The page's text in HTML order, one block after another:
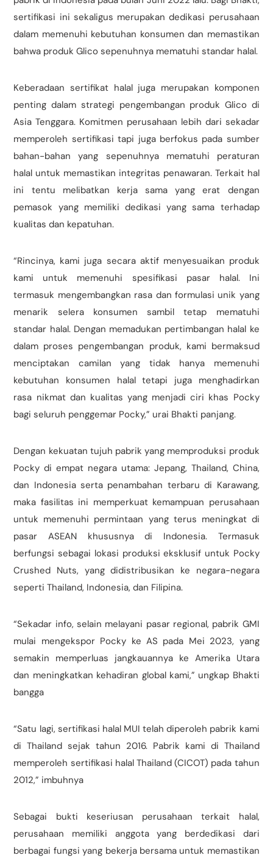
sertifikasi ini sekaligus merupakan dedikasi perusahaan
dalam memenuhi kebutuhan konsumen dan memastikan
bahwa produk Glico sepenuhnya mematuhi standar halal.
Keberadaan sertifikat halal juga merupakan komponen
penting dalam strategi pengembangan produk Glico di
Asia Tenggara. Komitmen perusahaan lebih dari sekadar
memperoleh sertifikasi tapi juga berfokus pada sumber
bahan-bahan yang sepenuhnya mematuhi peraturan
halal untuk memastikan integritas penawaran. Terkait hal
ini tentu melibatkan kerja sama yang erat dengan
pemasok yang memiliki dedikasi yang sama terhadap
kualitas dan kepatuhan.
“Rincinya, kami juga secara aktif menyesuaikan produk
kami untuk memenuhi spesifikasi pasar halal. Ini
termasuk mengembangkan rasa dan formulasi unik yang
menarik selera konsumen sambil tetap mematuhi
standar halal. Dengan memadukan pertimbangan halal ke
dalam proses pengembangan produk, kami bermaksud
menciptakan camilan yang tidak hanya memenuhi
kebutuhan konsumen halal tetapi juga menghadirkan
rasa nikmat dan kualitas yang menjadi ciri khas Pocky
bagi seluruh penggemar Pocky,” urai Bhakti panjang.
Dengan kekuatan tujuh pabrik yang memproduksi produk
Pocky di empat negara utama: Jepang, Thailand, China,
dan Indonesia serta penambahan terbaru di Karawang,
maka fasilitas ini memperkuat kemampuan perusahaan
untuk memenuhi permintaan yang terus meningkat di
pasar ASEAN khususnya di Indonesia. Termasuk
berfungsi sebagai lokasi produksi eksklusif untuk Pocky
Crushed Nuts, yang didistribusikan ke negara-negara
seperti Thailand, Indonesia, dan Filipina.
“Sekadar info, selain melayani pasar regional, pabrik GMI
mulai mengekspor Pocky ke AS pada Mei 2023, yang
semakin memperluas jangkauannya ke Amerika Utara
dan meningkatkan kehadiran global kami,” ungkap Bhakti
bangga
“Satu lagi, sertifikasi halal MUI telah diperoleh pabrik kami
di Thailand sejak tahun 2016. Pabrik kami di Thailand
memperoleh sertifikasi halal Thailand (CICOT) pada tahun
2012,” imbuhnya
Sebagai bukti keseriusan perusahaan terkait halal,
perusahaan memiliki anggota yang berdedikasi dari
berbagai fungsi yang bekerja bersama untuk memastikan